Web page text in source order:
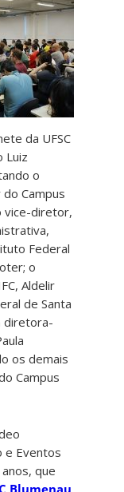
da UFSC
Luiz
o
Campus
vice-diretor,
Federal
o
Aldelir
de Santa
diretora-
os demais
Campus
e Eventos
que
Blumenau